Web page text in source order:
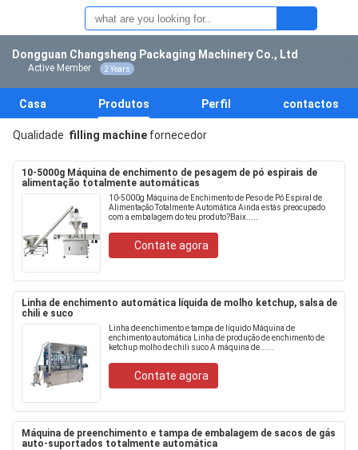
Dongguan Changsheng Packaging Machinery Co., Ltd
Active Member 2 Years
Casa Produtos Perfil contactos
Qualidade filling machine fornecedor
10-5000g Máquina de enchimento de pesagem de pó espirais de
alimentação totalmente automáticas
10-5000g Máquina de Enchimento de Peso de Pó Espiral de
Alimentação Totalmente Automática Ainda estás preocupado
com a embalagem do teu produto?Baix.....
Contate agora
Linha de enchimento automática líquida de molho ketchup, salsa de
chili e suco
Linha de enchimento e tampa de líquido Máquina de
enchimento automática Linha de produção de enchimento de
ketchup molho de chili suco A máquina de......
Contate agora
Máquina de preenchimento e tampa de embalagem de sacos de gás
auto-suportados totalmente automática